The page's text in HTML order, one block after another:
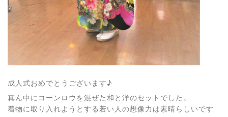
成人式おめでとうございます♪
真ん中にコーンロウを混ぜた和と洋のセットでした。
着物に取り入れようとする若い人の想像力は素晴らしいです